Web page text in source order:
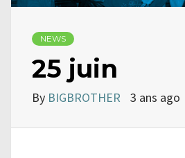
NEWS
25 juin
By BIGBROTHER 3 ans ago